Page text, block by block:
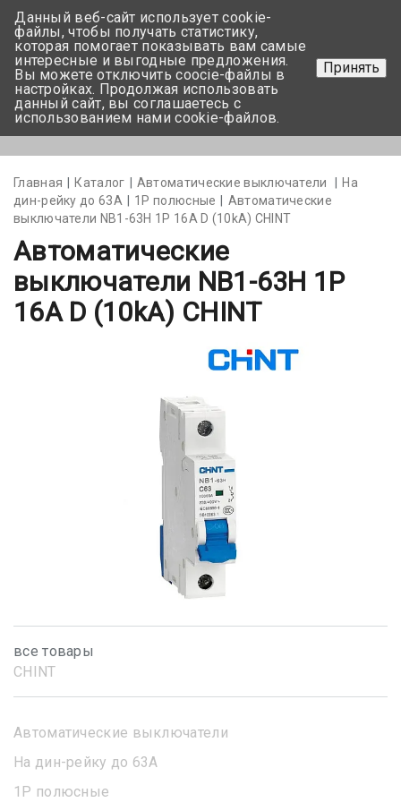
+375 17-350-99-56
+375 44-752-82-08
Задать вопрос
Главная Каталог Автоматические выключатели
На
дин-рейку до 63А
1Р полюсные
Автоматические
выключатели NB1-63H 1P 16A D (10kA) CHINT
Автоматические
выключатели NB1-63H 1P
16A D (10kA) CHINT
все товары
CHINT
Автоматические выключатели
На дин-рейку до 63А
1Р полюсные
Данный веб-сайт использует cookie-
файлы, чтобы получать статистику,
которая помогает показывать вам самые
интересные и выгодные предложения.
Вы можете отключить coocie-файлы в
настройках. Продолжая использовать
данный сайт, вы соглашаетесь с
использованием нами cookie-файлов.
Принять